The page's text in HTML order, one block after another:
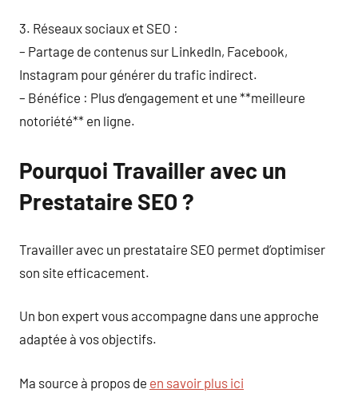
3. Réseaux sociaux et SEO :
– Partage de contenus sur LinkedIn, Facebook,
Instagram pour générer du trafic indirect.
– Bénéfice : Plus d’engagement et une **meilleure
notoriété** en ligne.
Pourquoi Travailler avec un
Prestataire SEO ?
Travailler avec un prestataire SEO permet d’optimiser
son site efficacement.
Un bon expert vous accompagne dans une approche
adaptée à vos objectifs.
Ma source à propos de en savoir plus ici